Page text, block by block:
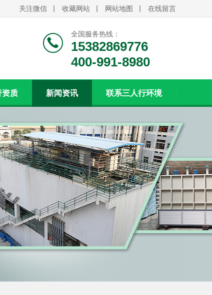
关注微信 收藏网站 网站地图 在线留言
全国服务热线：
15382869776
400-991-8980
资质 新闻资讯 联系三人行环境